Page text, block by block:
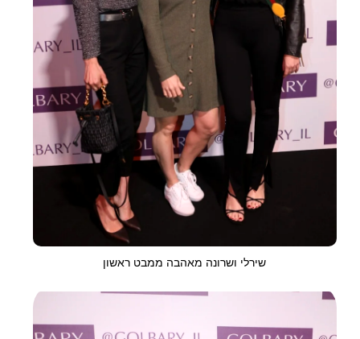
שירלי ושרונה מאהבה ממבט ראשון